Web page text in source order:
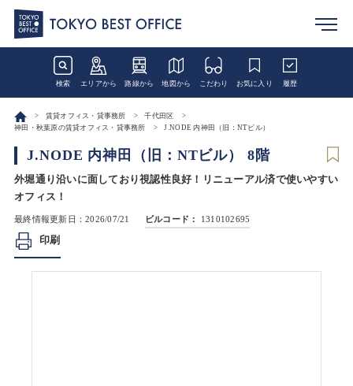
検索 エリアから 路線から 地図から こだわり お気に入り 履歴
賃貸オフィス・貸事務所
千代田区
神田・秋葉原の賃貸オフィス・貸事務所
J.NODE 内神田（旧：NTビル）
J.NODE 内神田（旧：NTビル） 8階
外堀通り沿いに面しており視認性良好！リニューアル済で使いやすい
オフィス！
最終情報更新日：2026/07/21 ビルコード： 1310102695
印刷